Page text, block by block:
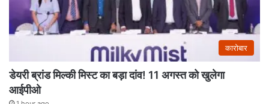
कारोबार
डेयरी ब्रांड मिल्की मिस्ट का बड़ा दांव! 11 अगस्त को खुलेगा
आईपीओ